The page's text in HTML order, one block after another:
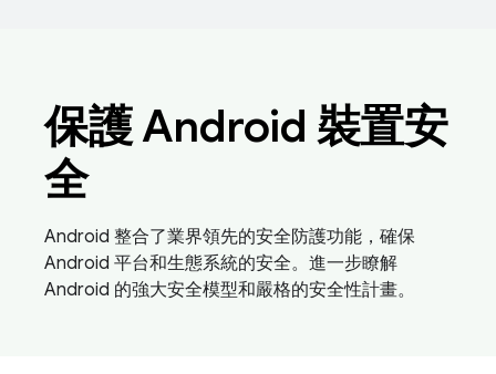
保護 Android 裝置安
全
Android 整合了業界領先的安全防護功能，確保
Android 平台和生態系統的安全。進一步瞭解
Android 的強大安全模型和嚴格的安全性計畫。